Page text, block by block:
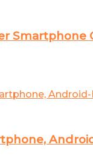
Smartphone